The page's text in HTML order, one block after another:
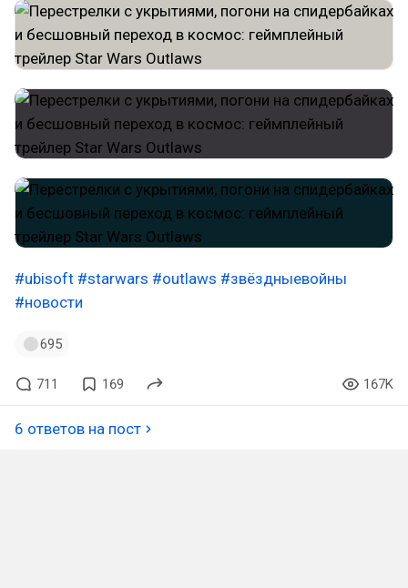
#ubisoft #starwars #outlaws #звёздныевойны
#новости
695
711 169 167K
6 ответов на пост